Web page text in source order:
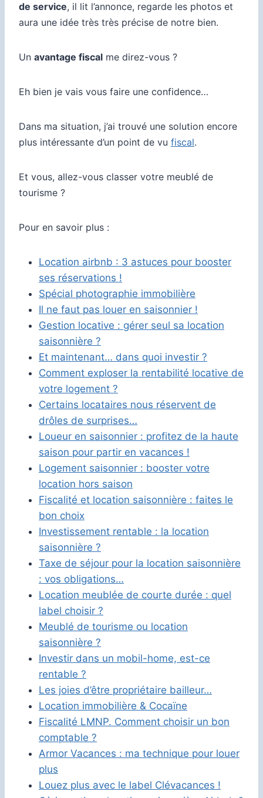
de service, il lit l’annonce, regarde les photos et
aura une idée très très précise de notre bien.
Un avantage fiscal me direz-vous ?
Eh bien je vais vous faire une confidence…
Dans ma situation, j’ai trouvé une solution encore
plus intéressante d’un point de vu fiscal.
Et vous, allez-vous classer votre meublé de
tourisme ?
Pour en savoir plus :
Location airbnb : 3 astuces pour booster
ses réservations !
Spécial photographie immobilière
Il ne faut pas louer en saisonnier !
Gestion locative : gérer seul sa location
saisonnière ?
Et maintenant… dans quoi investir ?
Comment exploser la rentabilité locative de
votre logement ?
Certains locataires nous réservent de
drôles de surprises…
Loueur en saisonnier : profitez de la haute
saison pour partir en vacances !
Logement saisonnier : booster votre
location hors saison
Fiscalité et location saisonnière : faites le
bon choix
Investissement rentable : la location
saisonnière ?
Taxe de séjour pour la location saisonnière
: vos obligations…
Location meublée de courte durée : quel
label choisir ?
Meublé de tourisme ou location
saisonnière ?
Investir dans un mobil-home, est-ce
rentable ?
Les joies d’être propriétaire bailleur…
Location immobilière & Cocaïne
Fiscalité LMNP. Comment choisir un bon
comptable ?
Armor Vacances : ma technique pour louer
plus
Louez plus avec le label Clévacances !